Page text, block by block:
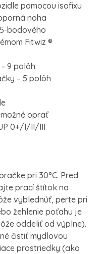
pomocou isofixu
noha
bodového
Fitwiz ®
9 polôh
– 5 polôh
oprať
0+/I/II/III
pri 30°C. Pred
prací štítok na
vyblednúť, perte pri
žehlenie poťahu je
oddeliť od výplne).
čistiť mydlovou
prostriedky (ako